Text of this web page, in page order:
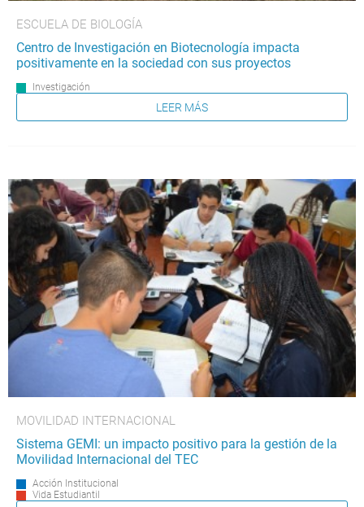
ESCUELA DE BIOLOGÍA
Centro de Investigación en Biotecnología impacta
positivamente en la sociedad con sus proyectos
Investigación
LEER MÁS
MOVILIDAD INTERNACIONAL
Sistema GEMI: un impacto positivo para la gestión de la
Movilidad Internacional del TEC
Acción Institucional
Vida Estudiantil